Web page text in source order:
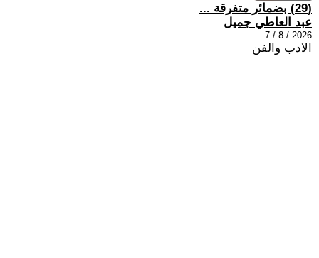
(29) بضمائر متفرقة ...
عبد العاطي جميل
2026 / 8 / 7
الادب والفن